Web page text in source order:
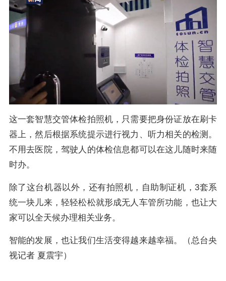
这一套智慧交管体检拍照机，只需要把身份证放在刷卡
器上，然后根据系统提示进行视力、听力相关的检测。
不用去医院，驾驶人的体检信息都可以在这儿随时来随
时办。
除了这台机器以外，还有拍照机，自助制证机，3套系
统一块儿来，轻轻松松就形成无人车管所功能，也让大
家可以全天候办理相关业务。
智能的发展，也让我们生活变得越来越幸福。（总台央
视记者 夏震宇）